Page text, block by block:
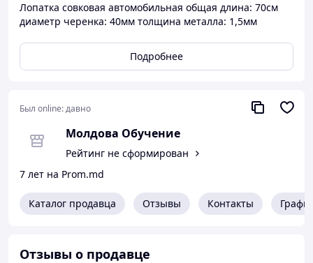
Лопатка совковая автомобильная общая длина: 70см
диаметр черенка: 40мм толщина металла: 1,5мм
Подробнее
Был online:давно
Молдова Обучение
Рейтинг не сформирован
7 лет на Prom.md
Каталог продавца Отзывы Контакты
Отзывы о продавце